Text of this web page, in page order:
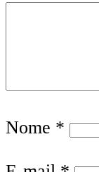
Nome *